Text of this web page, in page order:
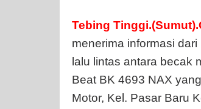
Tebing
menerima informasi
lalu lintas antara becak
Beat BK 4693 NAX
Motor, Kel. Pasar Baru